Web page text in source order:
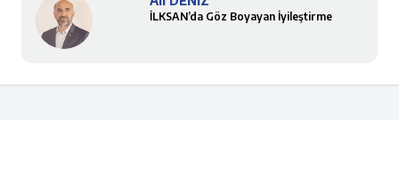
İLKSAN’da Göz Boyayan İyileştirme